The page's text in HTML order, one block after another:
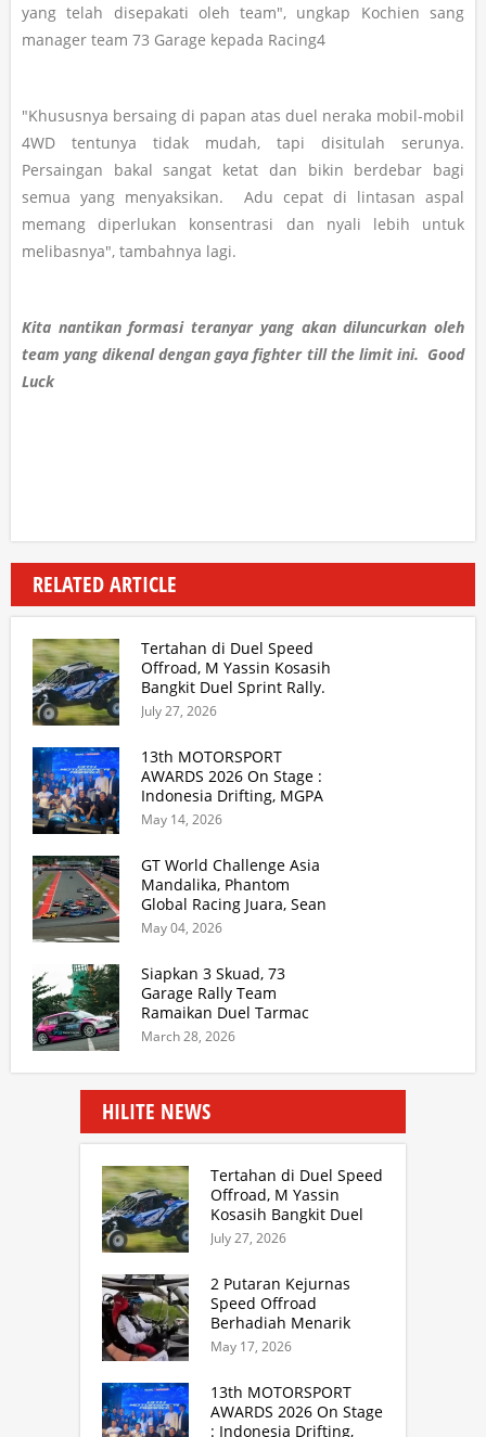
yang telah disepakati oleh team", ungkap Kochien sang
manager team 73 Garage kepada Racing4
"Khususnya bersaing di papan atas duel neraka mobil-mobil
4WD tentunya tidak mudah, tapi disitulah serunya.
Persaingan bakal sangat ketat dan bikin berdebar bagi
semua yang menyaksikan. Adu cepat di lintasan aspal
memang diperlukan konsentrasi dan nyali lebih untuk
melibasnya", tambahnya lagi.
Kita nantikan formasi teranyar yang akan diluncurkan oleh
team yang dikenal dengan gaya fighter till the limit ini. Good
Luck
RELATED ARTICLE
Tertahan di Duel Speed
Offroad, M Yassin Kosasih
Bangkit Duel Sprint Rally.
TB Adhi Juara Kejurnas
Speed Offroad Putaran 3
July 27, 2026
13th MOTORSPORT
AWARDS 2026 On Stage :
Indonesia Drifting, MGPA
Mandalika, Inisiator IRRA
dan International Rally
May 14, 2026
GT World Challenge Asia
Mandalika, Phantom
Global Racing Juara, Sean
Gelael Gagal Finish di
Race 2
May 04, 2026
Siapkan 3 Skuad, 73
Garage Rally Team
Ramaikan Duel Tarmac
Kejurnas Sprint Rally
March 28, 2026
HILITE NEWS
Tertahan di Duel Speed
Offroad, M Yassin
Kosasih Bangkit Duel
Sprint Rally. TB Adhi
Juara Kejurnas Speed
July 27, 2026
2 Putaran Kejurnas
Speed Offroad
Berhadiah Menarik
Siap Digelar di SS
Hidzie Cikembar
May 17, 2026
13th MOTORSPORT
AWARDS 2026 On Stage
: Indonesia Drifting,